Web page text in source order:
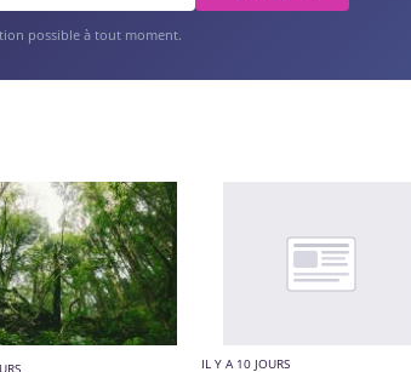
possible à tout moment.
IL Y A 10 JOURS